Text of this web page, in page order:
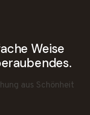
Weise
aus Schönheit